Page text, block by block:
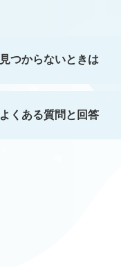
見つからないときは
よくある質問と回答